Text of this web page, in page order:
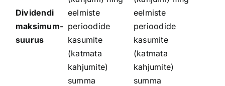
Dividendi
maksimum­
suurus
eelmiste
perioodide
kasumite
(katmata
kahjumite)
summa
eelmiste
perioodide
kasumite
(katmata
kahjumite)
summa